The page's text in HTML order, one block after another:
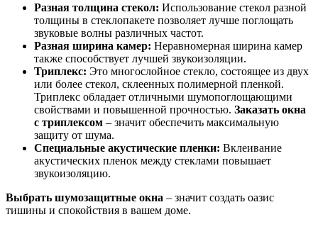
Разная толщина стекол: Использование стекол разной
толщины в стеклопакете позволяет лучше поглощать
звуковые волны различных частот.
Разная ширина камер: Неравномерная ширина камер
также способствует лучшей звукоизоляции.
Триплекс: Это многослойное стекло, состоящее из двух
или более стекол, склеенных полимерной пленкой.
Триплекс обладает отличными шумопоглощающими
свойствами и повышенной прочностью. Заказать окна
с триплексом – значит обеспечить максимальную
защиту от шума.
Специальные акустические пленки: Вклеивание
акустических пленок между стеклами повышает
звукоизоляцию.
Выбрать шумозащитные окна – значит создать оазис
тишины и спокойствия в вашем доме.